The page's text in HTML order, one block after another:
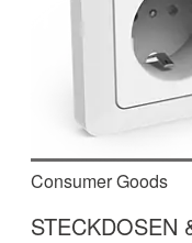
Consumer Goods
STECKDOSEN